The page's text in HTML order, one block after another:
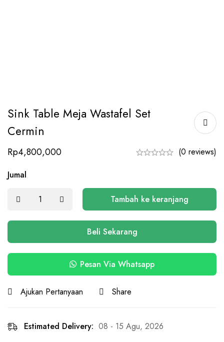
Sink Table Meja Wastafel Set
Cermin
Rp4,800,000
(0 reviews)
Jumal
Tambah ke keranjang
Beli Sekarang
Pesan Via Whatsapp
Ajukan Pertanyaan Share
Estimated Delivery: 08 - 15 Agu, 2026